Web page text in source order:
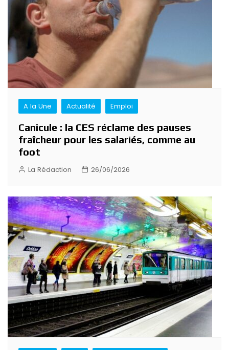
A la Une Actualité Emploi
Canicule : la CES réclame des pauses
fraîcheur pour les salariés, comme au
foot
La Rédaction 26/06/2026